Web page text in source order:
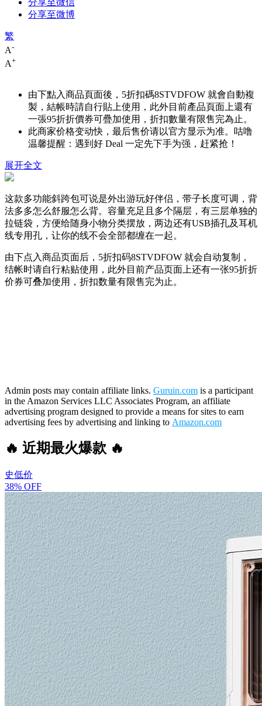
分享至微博
繁
A-
A+
由下點入商品頁面後，5折扣碼8STVDFOW 就會自動複
製，結帳時請自行貼上使用，此外目前產品頁面上還有
一張95折折價券可疊加使用，折扣數量有限售完為止。
此商家价格变动快，最后售价请以官方显示为准。咕噜
温馨提醒：遇到好 Deal 一定先下手为强，赶紧抢！
展开全文
这款多功能斜跨包可说是外出游玩好伴侣，带子长度可调，背
法多多怎么舒服怎么背。容量充足且多个隔层，有三层单独的
拉链袋，方便给随身小物分类摆放，两边还有USB插孔及耳机
线专用孔，让你的线不会全部都缠在一起。
由下点入商品页面后，5折扣码8STVDFOW 就会自动复制，
结帐时请自行粘贴使用，此外目前产品页面上还有一张95折折
价券可叠加使用，折扣数量有限售完为止。
Admin posts may contain affiliate links. Guruin.com is a participant
in the Amazon Services LLC Associates Program, an affiliate
advertising program designed to provide a means for sites to earn
advertising fees by advertising and linking to Amazon.com
🔥 近期最火爆款 🔥
史低价
38% OFF